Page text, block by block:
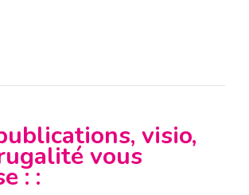
visio,
vous
: :